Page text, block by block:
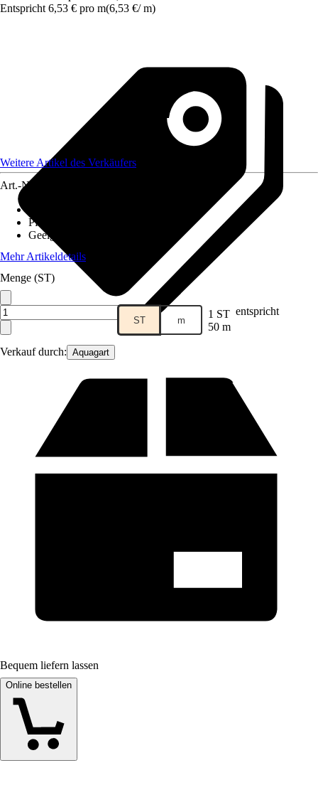
Entspricht 6,53 € pro m(6,53 €/ m)
Verkauf durch: Aquagart
Weitere Artikel des Verkäufers
Art.-Nr.
Pfostenstärke
Geeignet für
Mehr Artikeldetails
Menge (ST)
ST m 1 ST entspricht
50 m
Bequem liefern lassen
Online bestellen